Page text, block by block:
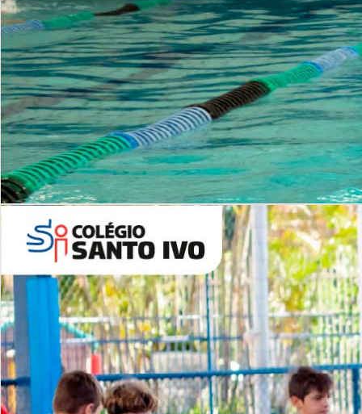
Período Integral | Saiba mais
INSTITUCIONAL
Lista de vídeos